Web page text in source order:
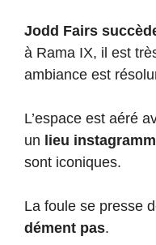
Jodd Fairs
à Rama IX, il est
ambiance est
L’espace est aéré
un lieu
sont iconiques.
La foule se presse
dément pas.